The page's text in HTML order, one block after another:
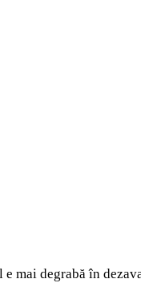
e mai degrabă în